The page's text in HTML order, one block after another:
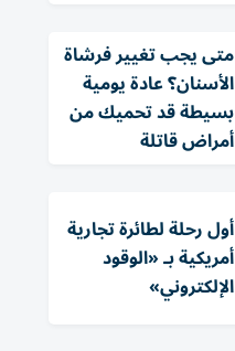
متى يجب تغيير فرشاة
الأسنان؟ عادة يومية
بسيطة قد تحميك من
أمراض قاتلة
أول رحلة لطائرة تجارية
أمريكية بـ «الوقود
الإلكتروني»